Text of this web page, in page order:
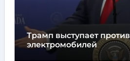
Трамп выступает против
электромобилей